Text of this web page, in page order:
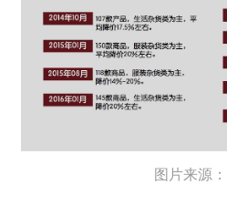
图片来源